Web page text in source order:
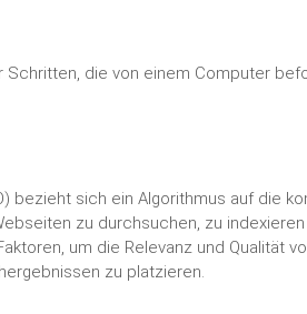
Schritten, die von einem Computer
bezieht sich ein Algorithmus auf die
zu durchsuchen, zu
um die Relevanz und Qualität
zu platzieren.